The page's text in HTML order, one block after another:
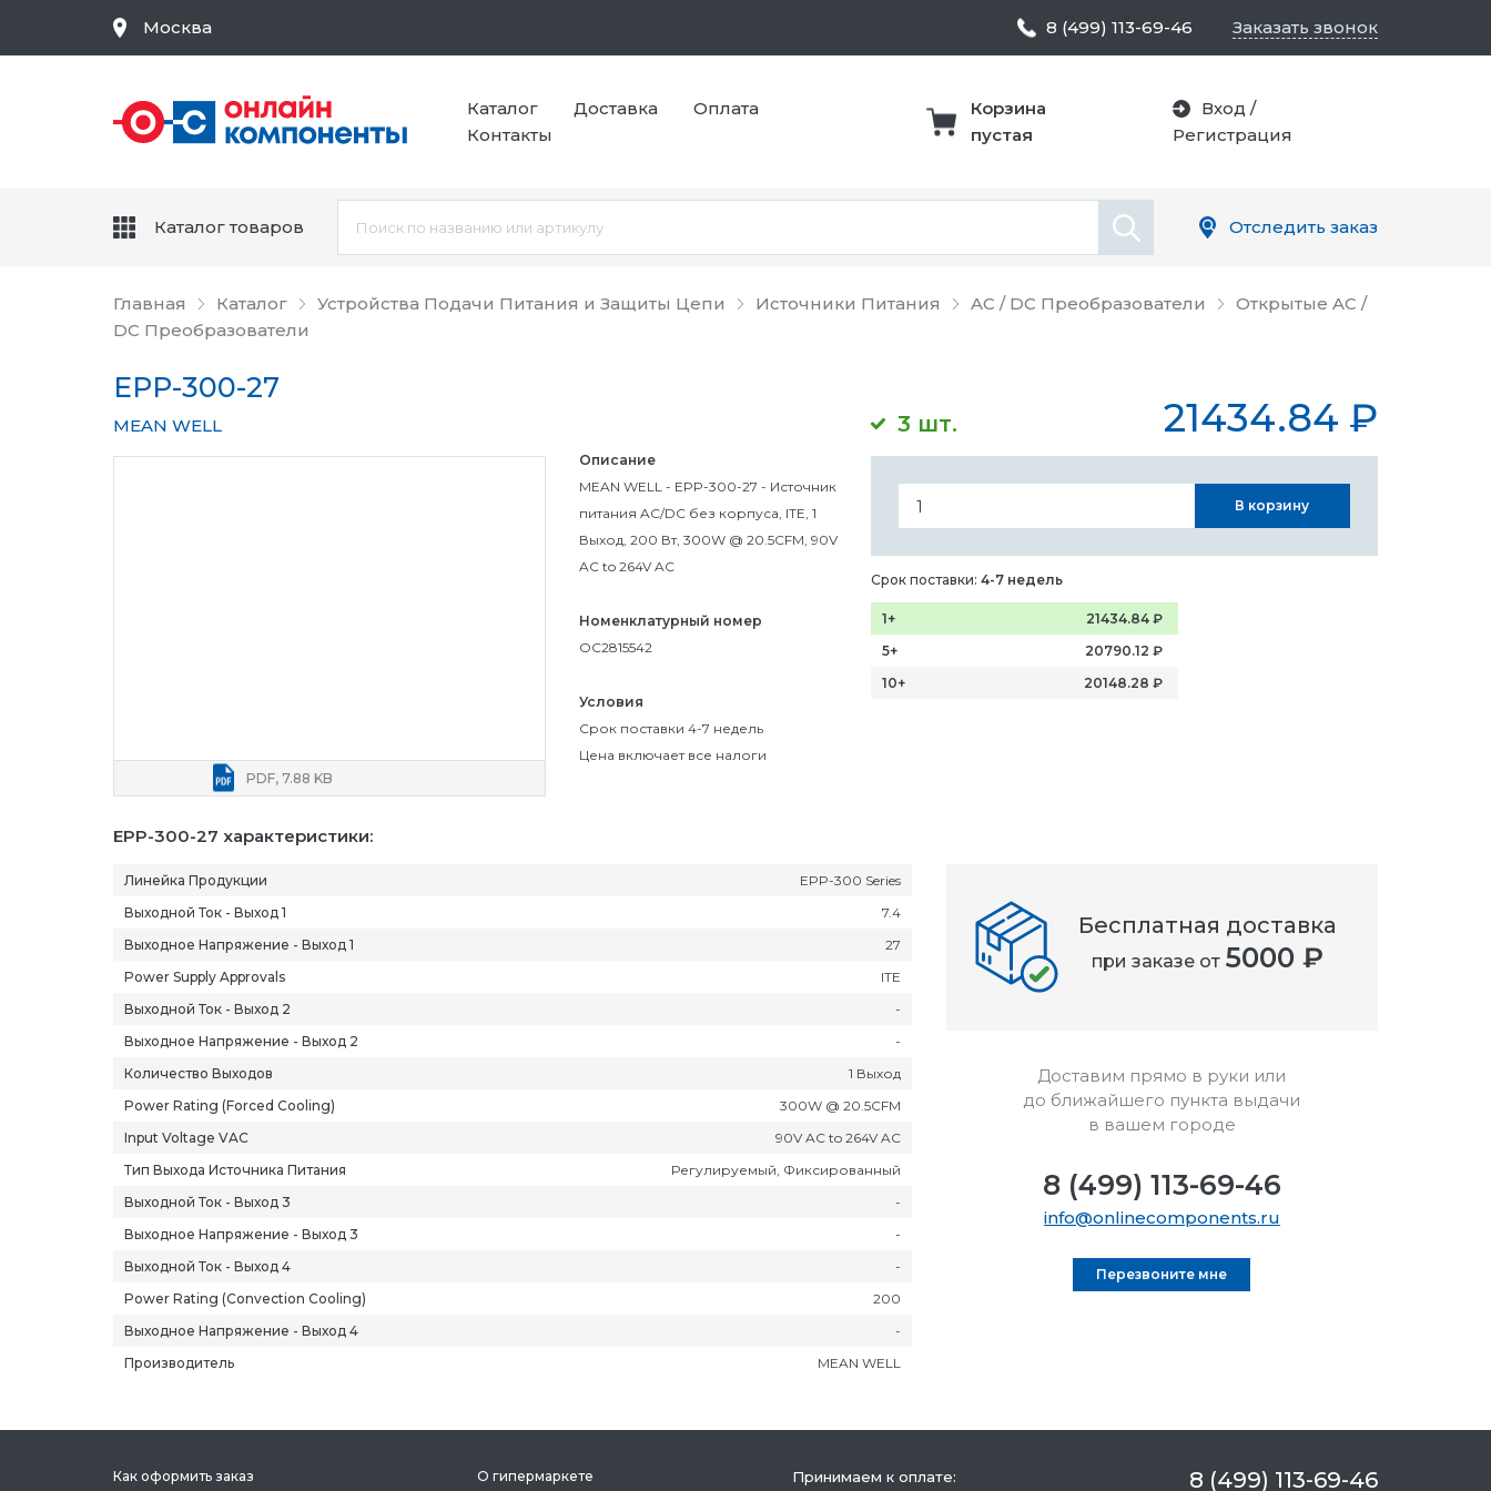
Главная Каталог Устройства Подачи Питания и Защиты Цепи Источники Питания AC / DC Преобразователи
Открытые AC /
DC Преобразователи
EPP-300-27
MEAN WELL 3 шт. 21434.84 ₽
PDF, 7.88 KB
Описание
MEAN WELL - EPP-300-27 - Источник
питания AC/DC без корпуса, ITE, 1
Выход, 200 Вт, 300W @ 20.5CFM, 90V
AC to 264V AC
Номенклатурный номер
OC2815542
Условия
Срок поставки 4-7 недель
Цена включает все налоги
В корзину
Срок поставки: 4-7 недель
1+ 21434.84₽
5+
20790.12 ₽
10+
20148.28 ₽
EPP-300-27 характеристики:
Линейка Продукции
EPP-300 Series
Выходной Ток - Выход 1
7.4
Выходное Напряжение - Выход 1
27
Power Supply Approvals
ITE
Выходной Ток - Выход 2
-
Выходное Напряжение - Выход 2
-
Количество Выходов
1 Выход
Power Rating (Forced Cooling)
300W @ 20.5CFM
Input Voltage VAC
90V AC to 264V AC
Тип Выхода Источника Питания
Регулируемый, Фиксированный
Выходной Ток - Выход 3
-
Выходное Напряжение - Выход 3
-
Выходной Ток - Выход 4
-
Power Rating (Convection Cooling)
200
Выходное Напряжение - Выход 4
-
Производитель
MEAN WELL
Бесплатная доставка
при заказе от 5000 ₽
Доставим прямо в руки или
до ближайшего пункта выдачи
в вашем городе
8 (499) 113-69-46
info@onlinecomponents.ru
Перезвоните мне
Москва 8 (499) 113-69-46 Заказать звонок
Каталог Доставка
Оплата
Контакты
Корзина
пустая
Вход /
Регистрация
Каталог товаров Отследить заказ
Как оформить заказ О гипермаркете Принимаем к оплате: 8 (499) 113-69-46